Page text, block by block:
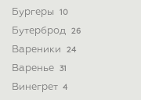
Бургеры 10
Бутерброд 26
Вареники 24
Варенье 31
Винегрет 4